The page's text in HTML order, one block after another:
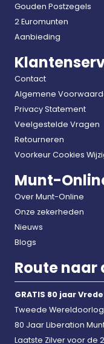
Gouden Postzegels
2 Euromunten
Aanbieding
Contact
Algemene
Privacy Statement
Veelgestelde Vragen
Retourneren
Voorkeur Cookies
Munt-
Over Munt-Online
Onze zekerheden
Nieuws
Blogs
Route naar
GRATIS 80 jaar
Tweede Wereldoorlog
80 Jaar Liberation
Laatste Zilver voor de 2